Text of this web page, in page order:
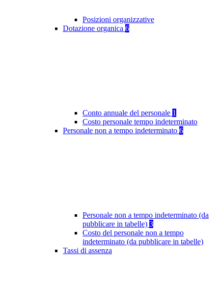
Posizioni organizzative
Dotazione organica 6
Conto annuale del personale 1
Costo personale tempo indeterminato
Personale non a tempo indeterminato 6
Personale non a tempo indeterminato (da
pubblicare in tabelle) 3
Costo del personale non a tempo
indeterminato (da pubblicare in tabelle)
Tassi di assenza